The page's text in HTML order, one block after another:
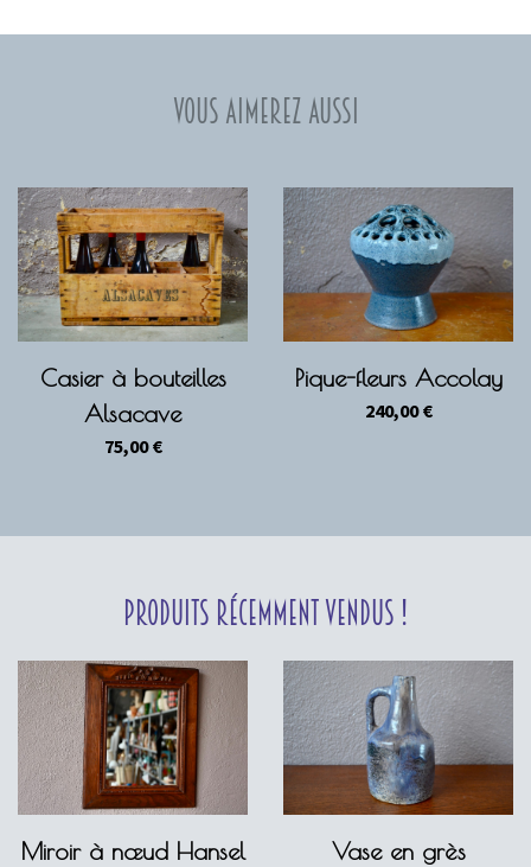
Vous aimerez aussi
Casier à bouteilles
Alsacave
75,00€
Pique-fleurs Accolay
240,00€
Produits récemment vendus !
Miroir à nœud Hansel
Vase en grès